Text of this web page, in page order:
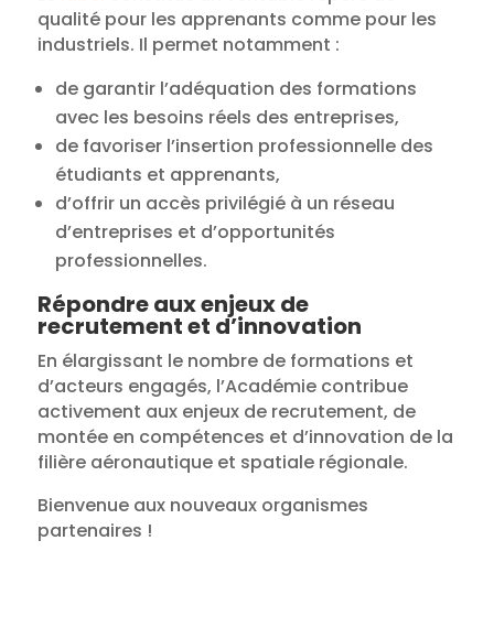
qualité pour les apprenants comme pour les
industriels. Il permet notamment :
de garantir l’adéquation des formations
avec les besoins réels des entreprises,
de favoriser l’insertion professionnelle des
étudiants et apprenants,
d’offrir un accès privilégié à un réseau
d’entreprises et d’opportunités
professionnelles.
Répondre aux enjeux de
recrutement et d’innovation
En élargissant le nombre de formations et
d’acteurs engagés, l’Académie contribue
activement aux enjeux de recrutement, de
montée en compétences et d’innovation de la
filière aéronautique et spatiale régionale.
Bienvenue aux nouveaux organismes
partenaires !